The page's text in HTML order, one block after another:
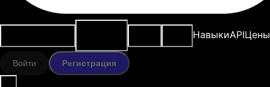
НавыкиAPIЦены
Войти Регистрация